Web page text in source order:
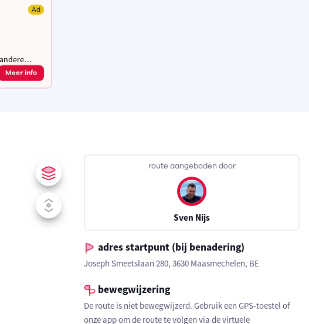
Ad
Meer info
route aangeboden door
Sven Nijs
adres startpunt (bij benadering)
Joseph Smeetslaan 280, 3630 Maasmechelen, BE
bewegwijzering
De route is niet bewegwijzerd. Gebruik een GPS-toestel of
onze app om de route te volgen via de virtuele